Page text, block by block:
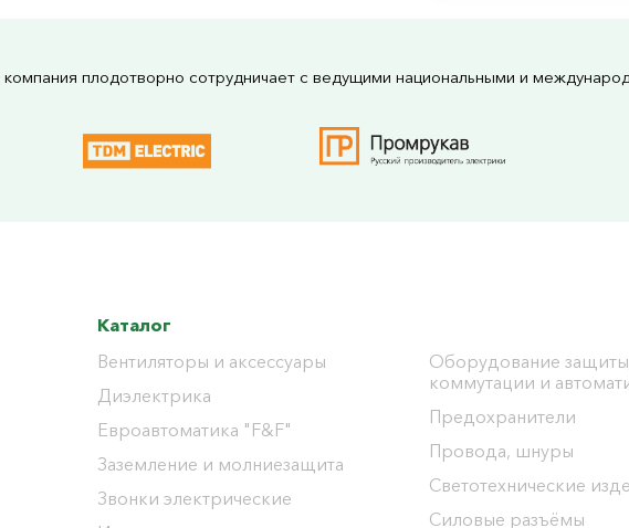
плодотворно сотрудничает с ведущими национальными и
Каталог
Вентиляторы и аксессуары
Диэлектрика
Евроавтоматика "F&F"
Заземление и молниезащита
Звонки электрические
Оборудование
коммутации и
Предохранители
Провода, шнуры
Светотехнические
Силовые разъёмы